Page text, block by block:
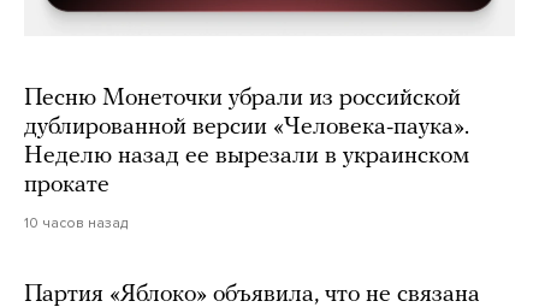
Песню Монеточки убрали из российской
дублированной версии «Человека-паука».
Неделю назад ее вырезали в украинском
прокате
10 часов назад
Партия «Яблоко» объявила, что не связана